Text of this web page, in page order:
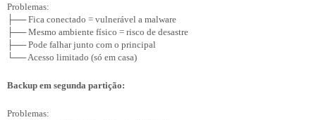
Problemas:
├── Fica conectado = vulnerável a malware
├── Mesmo ambiente físico = risco de desastre
├── Pode falhar junto com o principal
Backup em segunda partição:
Problemas: